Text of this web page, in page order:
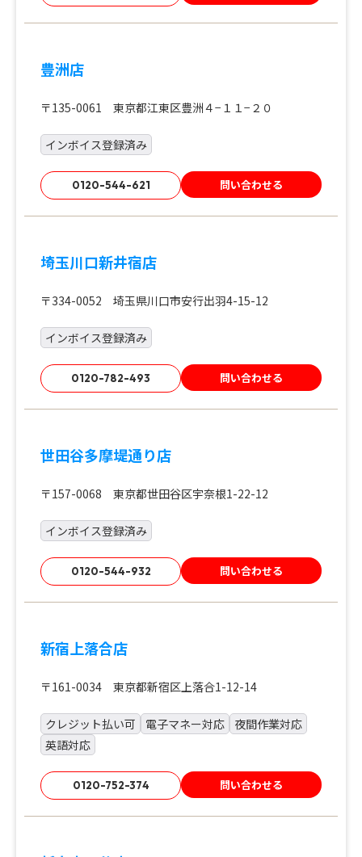
豊洲店
〒135-0061 東京都江東区豊洲４−１１−２０
インボイス登録済み
0120-544-621 問い合わせる
埼玉川口新井宿店
〒334-0052 埼玉県川口市安行出羽4-15-12
インボイス登録済み
0120-782-493 問い合わせる
世田谷多摩堤通り店
〒157-0068 東京都世田谷区宇奈根1-22-12
インボイス登録済み
0120-544-932 問い合わせる
新宿上落合店
〒161-0034 東京都新宿区上落合1-12-14
クレジット払い可 電子マネー対応
夜間作業対応
英語対応
0120-752-374 問い合わせる